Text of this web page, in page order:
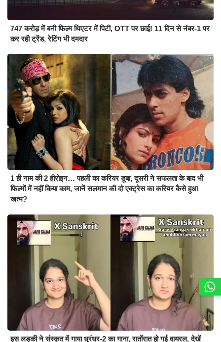
747 करोड़ में बनी फिल्म थिएटर में पिटी, OTT पर छाई! 11 दिन से नंबर-1 पर
कर रही ट्रेंड, रेटिंग भी दमदार
1 ही नाम की 2 हीरोइन… पहली का करियर डूबा, दूसरी ने सफलता के बाद भी
फिल्मों में नहीं किया काम, जानें सलमान की दो एक्ट्रेस का करियर कैसे हुआ
खत्म?
इस लड़की ने संस्कृत में गाया धुरंधर-2 का गाना, रातोंरात हो गई वायरल, देखें